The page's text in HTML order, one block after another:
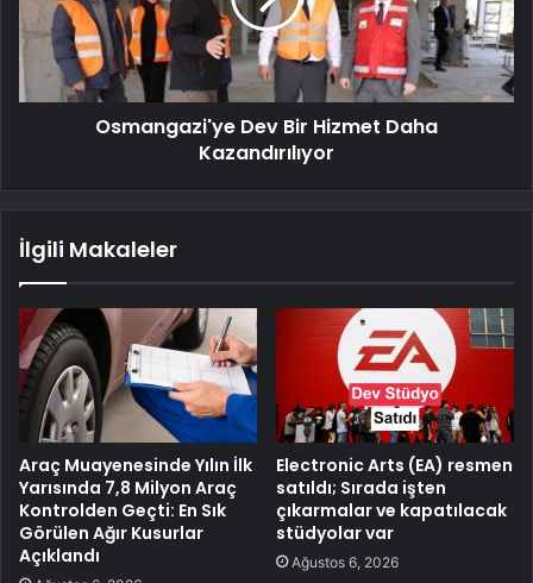
Osmangazi'ye Dev Bir Hizmet Daha
Kazandırılıyor
İlgili Makaleler
Araç Muayenesinde Yılın İlk
Yarısında 7,8 Milyon Araç
Kontrolden Geçti: En Sık
Görülen Ağır Kusurlar
Açıklandı
Electronic Arts (EA) resmen
satıldı; Sırada işten
çıkarmalar ve kapatılacak
stüdyolar var
Ağustos 6, 2026